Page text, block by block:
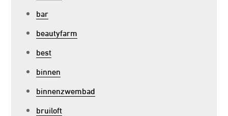
bar
beautyfarm
best
binnen
binnenzwembad
bruiloft